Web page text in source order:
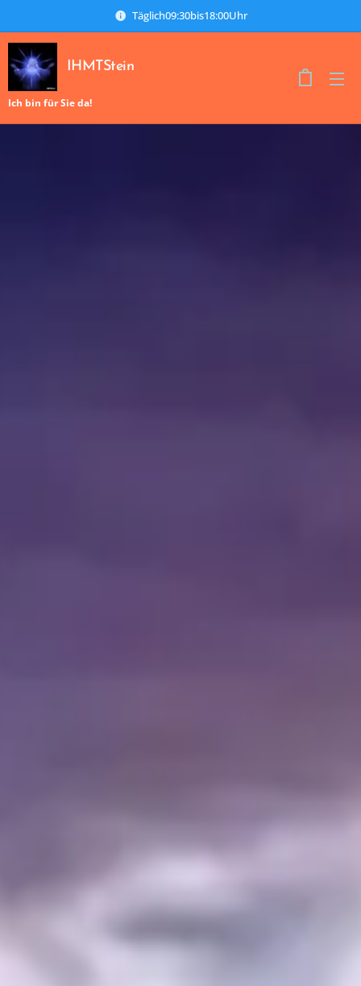
Täglich09:30bis18:00Uhr
IHMTStein
Ich bin für Sie da!